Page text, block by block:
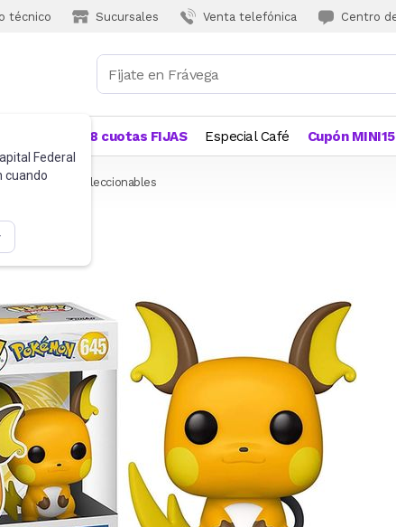
técnico Sucursales Venta telefónica Centro
Federal
cuando
18 cuotas FIJAS Especial Café Cupón MINI15
de acción y coleccionables